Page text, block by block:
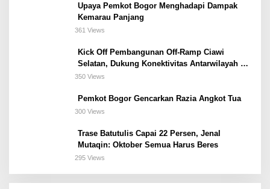
Upaya Pemkot Bogor Menghadapi Dampak
Kemarau Panjang
361 Views
Kick Off Pembangunan Off-Ramp Ciawi
Selatan, Dukung Konektivitas Antarwilayah di
Bogor Selatan
350 Views
Pemkot Bogor Gencarkan Razia Angkot Tua
300 Views
Trase Batutulis Capai 22 Persen, Jenal
Mutaqin: Oktober Semua Harus Beres
295 Views